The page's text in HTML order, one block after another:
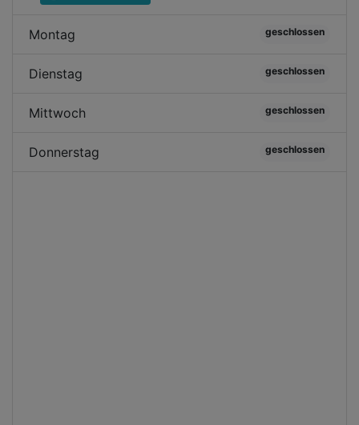
Montag geschlossen
Dienstag geschlossen
Mittwoch geschlossen
Donnerstag geschlossen